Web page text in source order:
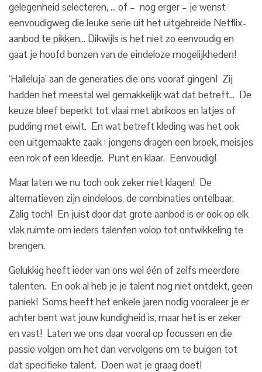
gelegenheid selecteren, … of – nog erger – je wenst
eenvoudigweg die leuke serie uit het uitgebreide Netflix-
aanbod te pikken… Dikwijls is het niet zo eenvoudig en
gaat je hoofd bonzen van de eindeloze mogelijkheden!
‘Halleluja’ aan de generaties die ons vooraf gingen! Zij
hadden het meestal wel gemakkelijk wat dat betreft… De
keuze bleef beperkt tot vlaai met abrikoos en latjes of
pudding met eiwit. En wat betreft kleding was het ook
een uitgemaakte zaak : jongens dragen een broek, meisjes
een rok of een kleedje. Punt en klaar. Eenvoudig!
Maar laten we nu toch ook zeker niet klagen! De
alternatieven zijn eindeloos, de combinaties ontelbaar.
Zalig toch! En juist door dat grote aanbod is er ook op elk
vlak ruimte om ieders talenten volop tot ontwikkeling te
brengen.
Gelukkig heeft ieder van ons wel één of zelfs meerdere
talenten. En ook al heb je je talent nog niet ontdekt, geen
paniek! Soms heeft het enkele jaren nodig vooraleer je er
achter bent wat jouw kundigheid is, maar het is er zeker
en vast! Laten we ons daar vooral op focussen en die
passie volgen om het dan vervolgens om te buigen tot
dat specifieke talent. Doen wat je graag doet!